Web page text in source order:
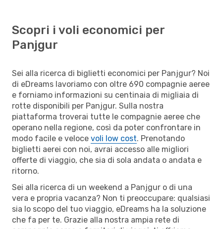
Scopri i voli economici per
Panjgur
Sei alla ricerca di biglietti economici per Panjgur? Noi
di eDreams lavoriamo con oltre 690 compagnie aeree
e forniamo informazioni su centinaia di migliaia di
rotte disponibili per Panjgur. Sulla nostra
piattaforma troverai tutte le compagnie aeree che
operano nella regione, così da poter confrontare in
modo facile e veloce voli low cost. Prenotando
biglietti aerei con noi, avrai accesso alle migliori
offerte di viaggio, che sia di sola andata o andata e
ritorno.
Sei alla ricerca di un weekend a Panjgur o di una
vera e propria vacanza? Non ti preoccupare: qualsiasi
sia lo scopo del tuo viaggio, eDreams ha la soluzione
che fa per te. Grazie alla nostra ampia rete di